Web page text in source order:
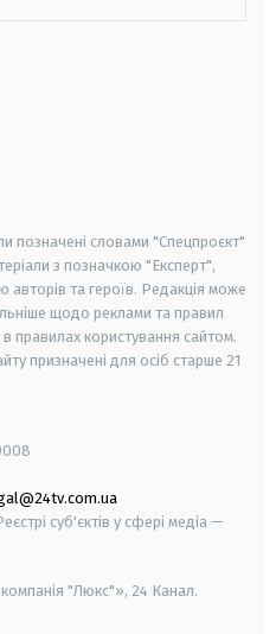
позначені словами "Спецпроєкт"
з позначкою "Експерт",
та героїв. Редакція може
щодо реклами та правил
правилах користування сайтом.
призначені для осіб старше 21
суб'єктів у сфері медіа —
"Люкс"», 24 Канал.